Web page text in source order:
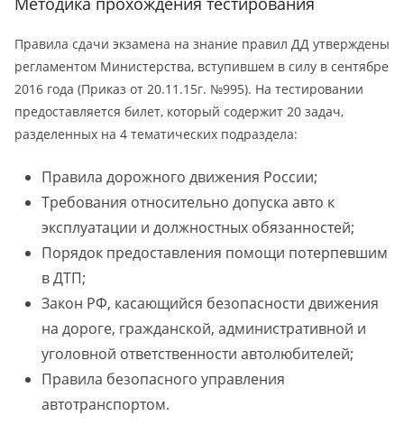
Правила сдачи экзамена на знание правил ДД утверждены
регламентом Министерства, вступившем в силу в сентябре
2016 года (Приказ от 20.11.15г. №995). На тестировании
предоставляется билет, который содержит 20 задач,
разделенных на 4 тематических подраздела:
Правила дорожного движения России;
Требования относительно допуска авто к
эксплуатации и должностных обязанностей;
Порядок предоставления помощи потерпевшим
в ДТП;
Закон РФ, касающийся безопасности движения
на дороге, гражданской, административной и
уголовной ответственности автолюбителей;
Правила безопасного управления
автотранспортом.